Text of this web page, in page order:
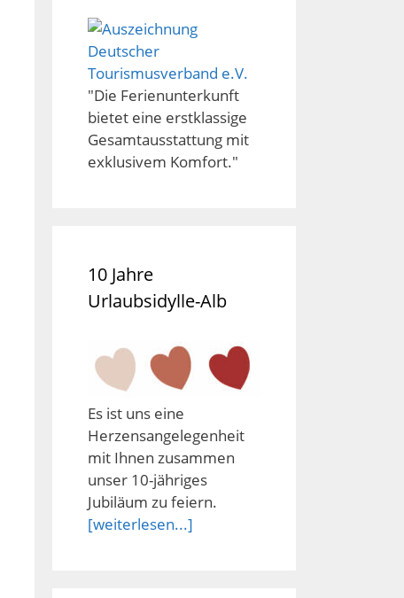
"Die Ferienunterkunft
bietet eine erstklassige
Gesamtausstattung mit
exklusivem Komfort."
10 Jahre
Urlaubsidylle-Alb
Es ist uns eine
Herzensangelegenheit
mit Ihnen zusammen
unser 10-jähriges
Jubiläum zu feiern.
[weiterlesen...]